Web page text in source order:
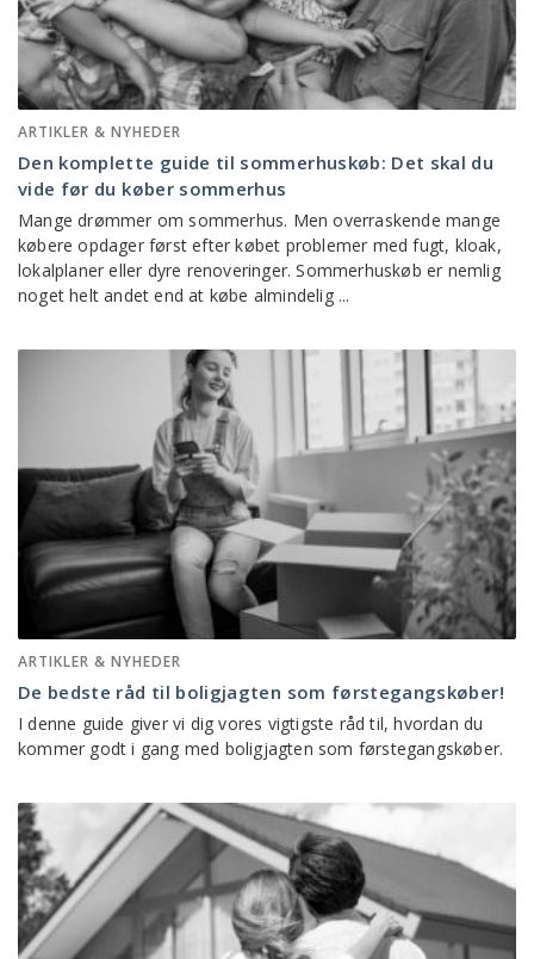
ARTIKLER & NYHEDER
Den komplette guide til sommerhuskøb: Det skal du
vide før du køber sommerhus
Mange drømmer om sommerhus. Men overraskende mange
købere opdager først efter købet problemer med fugt, kloak,
lokalplaner eller dyre renoveringer. Sommerhuskøb er nemlig
noget helt andet end at købe almindelig ...
ARTIKLER & NYHEDER
De bedste råd til boligjagten som førstegangskøber!
I denne guide giver vi dig vores vigtigste råd til, hvordan du
kommer godt i gang med boligjagten som førstegangskøber.